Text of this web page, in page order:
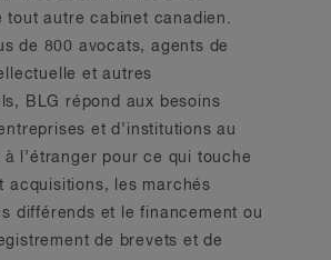
tout autre cabinet canadien.
de 800 avocats, agents de
et autres
BLG répond aux besoins
et d’institutions au
à l’étranger pour ce qui touche
acquisitions, les marchés
différends et le financement ou
de brevets et de